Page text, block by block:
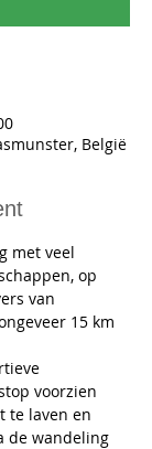
België
met veel
op
van
15 km
voorzien
te laven en
de wandeling